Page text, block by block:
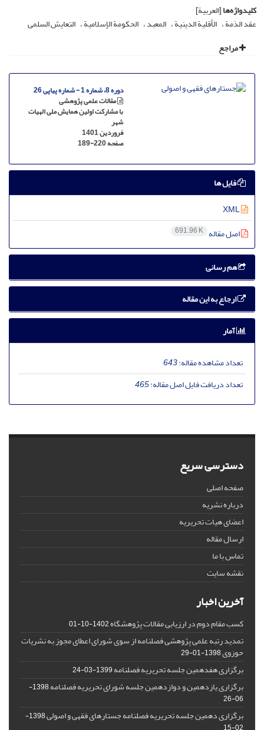
کلیدواژه‌ها[العربیة]
عقد الذمة الأقلیة الدینیة المعبد الحکومة الإسلامیة التعایش السلمی
مراجع
دوره 8، شماره 1 - شماره پیاپی 26
مقالات علمی پژوهشی
با مشارکت اولین همایش ملی الهیات
شهر
فروردین 1401
صفحه189-220
فایل ها
اصل مقاله 691.96 K
هم رسانی
ارجاع به این مقاله
آمار
تعداد مشاهده مقاله:643
تعداد دریافت فایل اصل مقاله:465
دسترسی سریع
صفحه اصلی
درباره نشریه
اعضای هیات تحریریه
ارسال مقاله
تماس با ما
نقشه سایت
آخرین اخبار
کسب مقام دوم در ارزیابی مقالات پژوهشگاه1402-10-01
تمدید رتبه علمی پژوهشی فصلنامه از سوی شورای اعطای مجوز به نشریات
حوزوی1398-01-29
برگزاری هفدهمین جلسه تحریریه فصلنامه1399-03-24
برگزاری یازدهمین و دوازدهمین جلسه شورای تحریریه فصلنامه
1398-
06-26
برگزاری دهمین جلسه تحریریه فصلنامه جستارهای فقهی و اصولی
1398-